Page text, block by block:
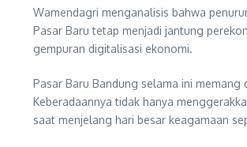
Wamendagri menganalisis bahwa
Pasar Baru tetap menjadi jantung
gempuran digitalisasi ekonomi.
Pasar Baru Bandung selama ini
Keberadaannya tidak hanya
saat menjelang hari besar keagamaan